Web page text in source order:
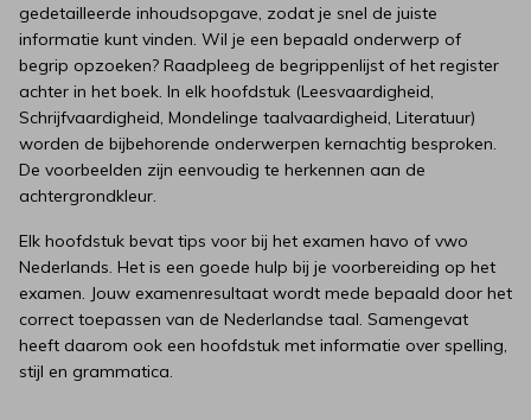
gedetailleerde inhoudsopgave, zodat je snel de juiste
informatie kunt vinden. Wil je een bepaald onderwerp of
begrip opzoeken? Raadpleeg de begrippenlijst of het register
achter in het boek. In elk hoofdstuk (Leesvaardigheid,
Schrijfvaardigheid, Mondelinge taalvaardigheid, Literatuur)
worden de bijbehorende onderwerpen kernachtig besproken.
De voorbeelden zijn eenvoudig te herkennen aan de
achtergrondkleur.
Elk hoofdstuk bevat tips voor bij het examen havo of vwo
Nederlands. Het is een goede hulp bij je voorbereiding op het
examen. Jouw examenresultaat wordt mede bepaald door het
correct toepassen van de Nederlandse taal. Samengevat
heeft daarom ook een hoofdstuk met informatie over spelling,
stijl en grammatica.